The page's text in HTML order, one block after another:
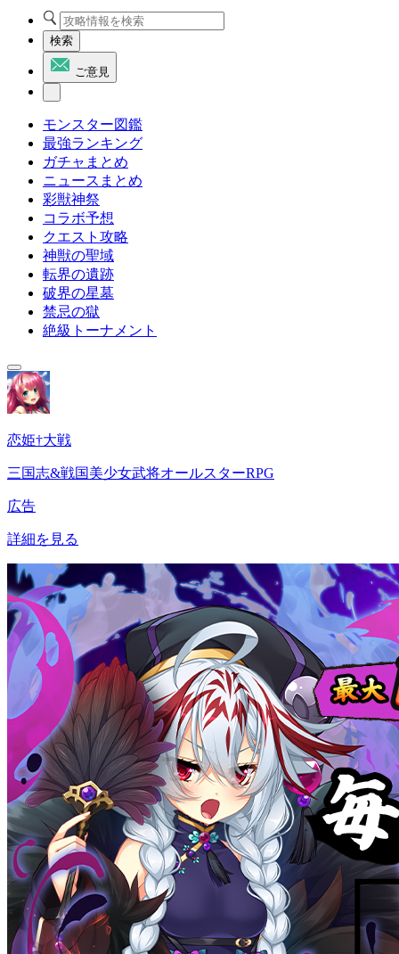
検索
ご意見
モンスター図鑑
最強ランキング
ガチャまとめ
ニュースまとめ
彩獣神祭
コラボ予想
クエスト攻略
神獣の聖域
転界の遺跡
破界の星墓
禁忌の獄
絶級トーナメント
恋姫†大戦
三国志&戦国美少女武将オールスターRPG
広告
詳細を見る